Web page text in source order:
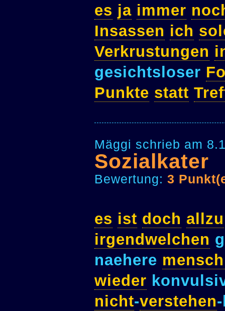
es ja immer
Insassen ich
Verkrustungen
gesichtsloser
Punkte statt
Mäggi schrieb am
Sozialkater
Bewertung: 3
es ist doch allzu
irgendwelchen
naehere
wieder
nicht-verstehen